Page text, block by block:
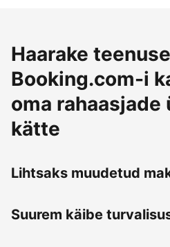
Haarake
Booking.com-i
oma rahaasjade
kätte
Lihtsaks muudetud
Suurem käibe